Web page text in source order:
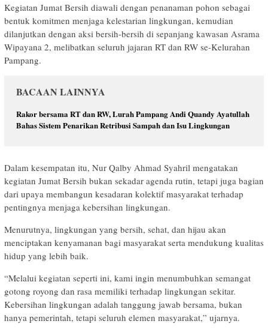
Kegiatan Jumat Bersih diawali dengan penanaman pohon sebagai
bentuk komitmen menjaga kelestarian lingkungan, kemudian
dilanjutkan dengan aksi bersih-bersih di sepanjang kawasan Asrama
Wipayana 2, melibatkan seluruh jajaran RT dan RW se-Kelurahan
Pampang.
BACAAN LAINNYA
Rakor bersama RT dan RW, Lurah Pampang Andi Quandy Ayatullah
Bahas Sistem Penarikan Retribusi Sampah dan Isu Lingkungan
Dalam kesempatan itu, Nur Qalby Ahmad Syahril mengatakan
kegiatan Jumat Bersih bukan sekadar agenda rutin, tetapi juga bagian
dari upaya membangun kesadaran kolektif masyarakat terhadap
pentingnya menjaga kebersihan lingkungan.
Menurutnya, lingkungan yang bersih, sehat, dan hijau akan
menciptakan kenyamanan bagi masyarakat serta mendukung kualitas
hidup yang lebih baik.
“Melalui kegiatan seperti ini, kami ingin menumbuhkan semangat
gotong royong dan rasa memiliki terhadap lingkungan sekitar.
Kebersihan lingkungan adalah tanggung jawab bersama, bukan
hanya pemerintah, tetapi seluruh elemen masyarakat,” ujarnya.